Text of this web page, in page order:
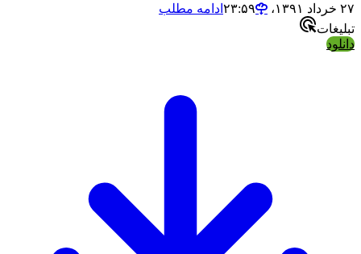
۲۷ خرداد ۱۳۹۱،‏ ۲۳:۵۹
ادامه مطلب
تبلیغات
دانلود